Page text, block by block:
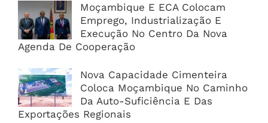
Moçambique E ECA Colocam
Emprego, Industrialização E
Execução No Centro Da Nova
Agenda De Cooperação
Nova Capacidade Cimenteira
Coloca Moçambique No Caminho
Da Auto-Suficiência E Das
Exportações Regionais